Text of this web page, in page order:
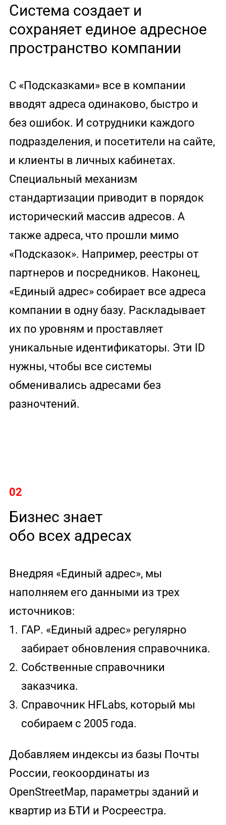
Система создает и
сохраняет единое адресное
пространство компании
С «Подсказками» все в компании
вводят адреса одинаково, быстро и
без ошибок. И сотрудники каждого
подразделения, и посетители на сайте,
и клиенты в личных кабинетах.
Специальный механизм
стандартизации приводит в порядок
исторический массив адресов. А
также адреса, что прошли мимо
«Подсказок». Например, реестры от
партнеров и посредников. Наконец,
«Единый адрес» собирает все адреса
компании в одну базу. Раскладывает
их по уровням и проставляет
уникальные идентификаторы. Эти ID
нужны, чтобы все системы
обменивались адресами без
разночтений.
02
Бизнес знает
обо всех адресах
Внедряя «Единый адрес», мы
наполняем его данными из трех
источников:
1. ГАР. «Единый адрес» регулярно
забирает обновления справочника.
2. Собственные справочники
заказчика.
3. Справочник HFLabs, который мы
собираем с 2005 года.
Добавляем индексы из базы Почты
России, геокоординаты из
OpenStreetMap, параметры зданий и
квартир из БТИ и Росреестра.